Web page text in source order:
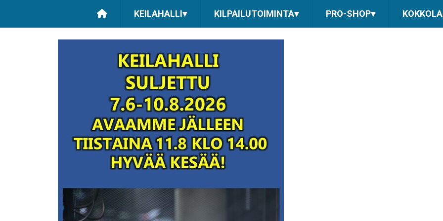
KEILAHALLI▾ KILPAILUTOIMINTA▾ PRO-SHOP▾